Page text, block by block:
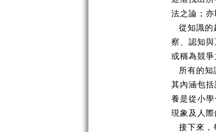
法之論；
從知識的
察、認知
或稱為競
所有的知
其內涵包
養是從小
現象及人
接下來，